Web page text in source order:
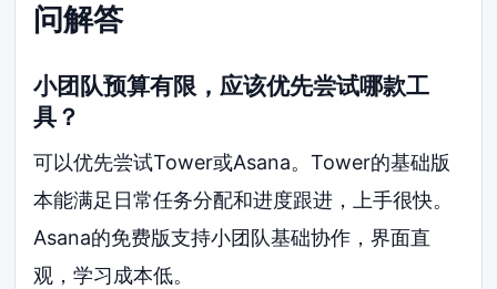
问解答
小团队预算有限，应该优先尝试哪款工
具？
可以优先尝试Tower或Asana。Tower的基础版
本能满足日常任务分配和进度跟进，上手很快。
Asana的免费版支持小团队基础协作，界面直
观，学习成本低。